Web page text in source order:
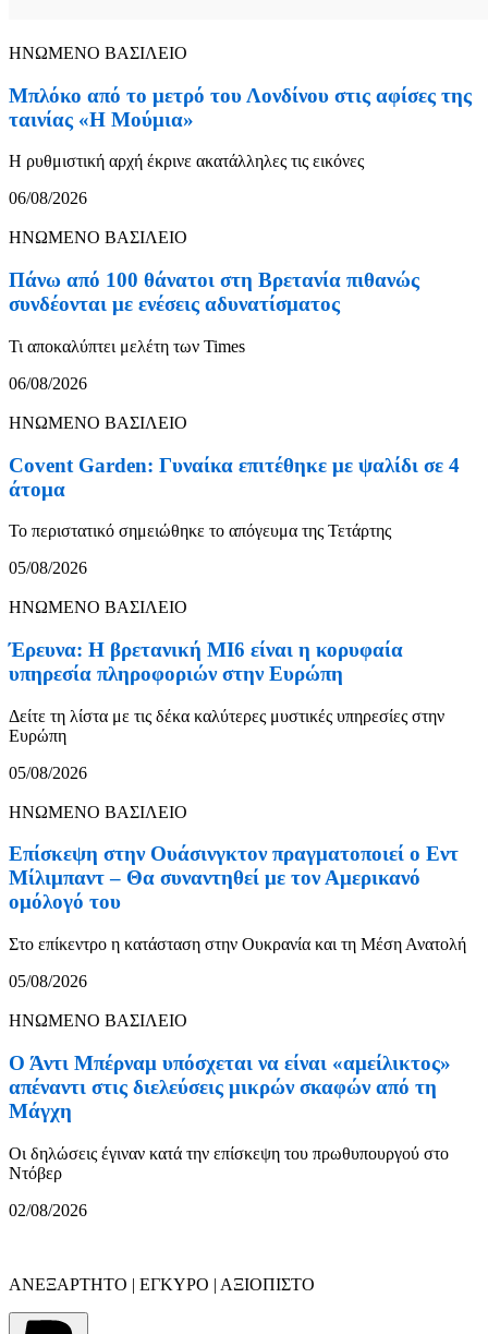
ΗΝΩΜΕΝΟ ΒΑΣΙΛΕΙΟ
Μπλόκο από το μετρό του Λονδίνου στις αφίσες της
ταινίας «Η Μούμια»
Η ρυθμιστική αρχή έκρινε ακατάλληλες τις εικόνες
06/08/2026
ΗΝΩΜΕΝΟ ΒΑΣΙΛΕΙΟ
Πάνω από 100 θάνατοι στη Βρετανία πιθανώς
συνδέονται με ενέσεις αδυνατίσματος
Τι αποκαλύπτει μελέτη των Times
06/08/2026
ΗΝΩΜΕΝΟ ΒΑΣΙΛΕΙΟ
Covent Garden: Γυναίκα επιτέθηκε με ψαλίδι σε 4
άτομα
Το περιστατικό σημειώθηκε το απόγευμα της Τετάρτης
05/08/2026
ΗΝΩΜΕΝΟ ΒΑΣΙΛΕΙΟ
Έρευνα: Η βρετανική MI6 είναι η κορυφαία
υπηρεσία πληροφοριών στην Ευρώπη
Δείτε τη λίστα με τις δέκα καλύτερες μυστικές υπηρεσίες στην
Ευρώπη
05/08/2026
ΗΝΩΜΕΝΟ ΒΑΣΙΛΕΙΟ
Επίσκεψη στην Ουάσινγκτον πραγματοποιεί ο Εντ
Μίλιμπαντ – Θα συναντηθεί με τον Αμερικανό
ομόλογό του
Στο επίκεντρο η κατάσταση στην Ουκρανία και τη Μέση Ανατολή
05/08/2026
ΗΝΩΜΕΝΟ ΒΑΣΙΛΕΙΟ
Ο Άντι Μπέρναμ υπόσχεται να είναι «αμείλικτος»
απέναντι στις διελεύσεις μικρών σκαφών από τη
Μάγχη
Οι δηλώσεις έγιναν κατά την επίσκεψη του πρωθυπουργού στο
Ντόβερ
02/08/2026
ΑΝΕΞΑΡΤΗΤΟ | ΕΓΚΥΡΟ | ΑΞΙΟΠΙΣΤΟ